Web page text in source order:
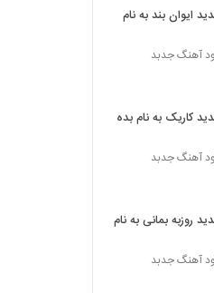
ی دیوونه
دانلود آهنگ سجاد حاجیان چشای ناز (Sajad
ایوان بند به نام
آهنگ جدبد
کاریک به نام بده
آهنگ جدبد
روزبه بمانی به نام
آهنگ جدبد